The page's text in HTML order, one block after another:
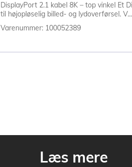
DisplayPort 2.1 kabel 8K – top vinkel Et
til højopløselig billed- og lydoverførsel. V...
Varenummer: 100052389
Læs mere